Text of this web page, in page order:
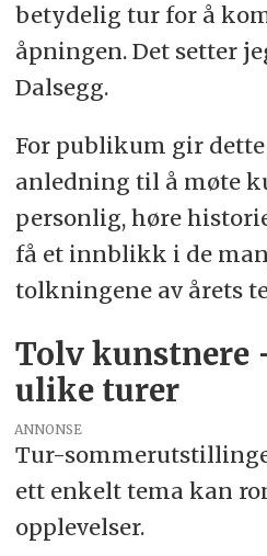
betydelig tur for å
åpningen. Det setter
Dalsegg.
For publikum gir
anledning til å møte
personlig, høre
få et innblikk i de
tolkningene av årets
Tolv kunstnere
ulike turer
ANNONSE
Tur-
ett enkelt tema kan
opplevelser.